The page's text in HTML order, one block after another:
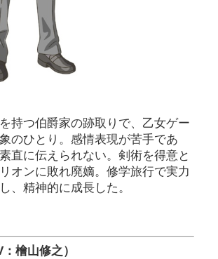
を持つ伯爵家の跡取りで、乙女ゲー
のひとり。感情表現が苦手であ
直に伝えられない。剣術を得意と
オンに敗れ廃嫡。修学旅行で実力
、精神的に成長した。
檜山修之）